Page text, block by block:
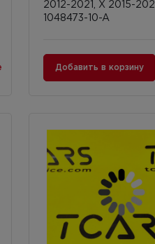
2012-2021, X 2015-2021
1048473-10-A
Добавить в корзину